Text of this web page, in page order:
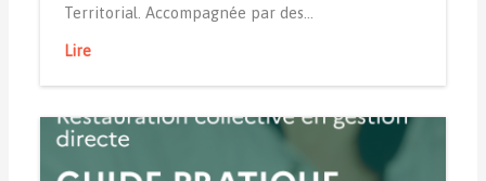
Territorial. Accompagnée par des…
Lire